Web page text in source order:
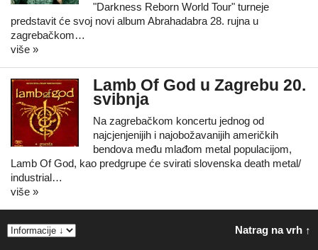
"Darkness Reborn World Tour" turneje
predstavit će svoj novi album Abrahadabra 28. rujna u
zagrebačkom…
više »
Lamb Of God u Zagrebu 20.
svibnja
Na zagrebačkom koncertu jednog od
najcjenjenijih i najobožavanijih američkih
bendova među mlađom metal populacijom,
Lamb Of God, kao predgrupe će svirati slovenska death metal/
industrial…
više »
Natrag na vrh ↑